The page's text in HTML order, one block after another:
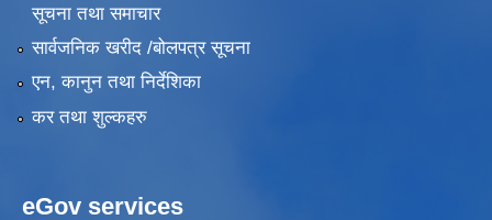
सूचना तथा समाचार
सार्वजनिक खरीद /बोलपत्र सूचना
एन, कानुन तथा निर्देशिका
कर तथा शुल्कहरु
eGov services